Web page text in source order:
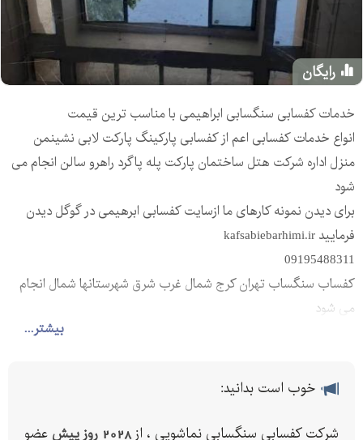
رایگان
بیشتر...
خدمات کفسابی سنگسابی ابراهیمی با مناسب ترین قیمت
انواع خدمات کفسابی اعم از کفسابی پارکینگ پارکت لابی نشینمن
منزل اداره شرکت هتل ساختمان پارکت پله پاگرد راهرو سالن انجام می
شود
برای دیدن نمونه کارهای ما ازسایت کفسابی ابرهیمی در گوگل دیدن
فرمایید kafsabiebarhimi.ir
09195488311
کفساب سنگساب تهران کرج شمال غرب شرق شهرستانها شمال انجام
می شود
نماشویی شستشو ی نما پیچ رولپلاک نما رنگ زدن نما شستشوی نما
خدمات سنگسابی
های سنگ سابی برای لابی ،هتل ،ساختمان، پارکینگ ،راهرو، پله
خوب است بدانید:
شرکت کفسابی سنگسابی نماشویی ، از2028 روز پیش
عضو